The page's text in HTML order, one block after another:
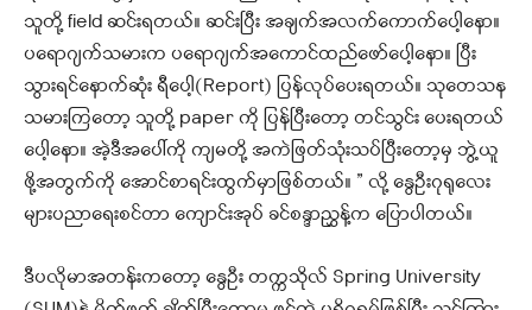
သူတို့ field ဆင်းရတယ်။ ဆင်းပြီး အချက်အလက်ကောက်ပေါ့နော။
ပရောဂျက်သမားက ပရောဂျက်အကောင်ထည်ဖော်ပေါ့နော။ ပြီး
သွားရင်နောက်ဆုံး ရီပေါ့(Report) ပြန်လုပ်ပေးရတယ်။ သုတေသန
သမားကြတော့ သူတို့ paper ကို ပြန်ပြီးတော့ တင်သွင်း ပေးရတယ်
ပေါ့နော။ အဲ့ဒီအပေါ်ကို ကျမတို့ အကဲဖြတ်သုံးသပ်ပြီးတော့မှ ဘွဲ့ယူ
ဖို့အတွက်ကို အောင်စာရင်းထွက်မှာဖြစ်တယ်။ ” လို့ နွေဦးဂုရုလေး
များပညာရေးစင်တာ ကျောင်းအုပ် ခင်စန္ဒာညွှန့်က ပြောပါတယ်။
ဒီပလိုမာအတန်းကတော့ နွေဦး တက္ကသိုလ် Spring University